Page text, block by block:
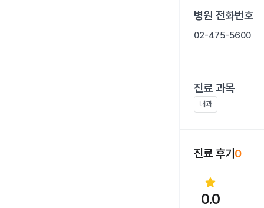
병원 전화번호
02-475-5600
진료 과목
내과
진료 후기 0
star
0.0